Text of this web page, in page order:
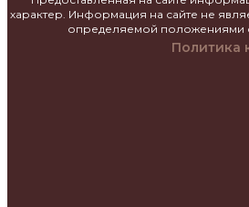
характер. Информация на сайте не
определяемой положениями
Политика